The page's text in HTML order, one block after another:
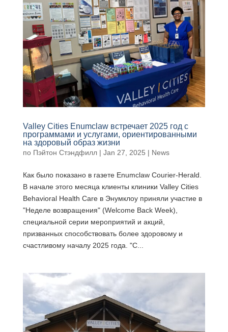
Valley Cities Enumclaw встречает 2025 год с
программами и услугами, ориентированными
на здоровый образ жизни
по Пэйтон Стэндфилл| Jan 27, 2025 | News
Как было показано в газете Enumclaw Courier-Herald.
В начале этого месяца клиенты клиники Valley Cities
Behavioral Health Care в Энумклоу приняли участие в
"Неделе возвращения" (Welcome Back Week),
специальной серии мероприятий и акций,
призванных способствовать более здоровому и
счастливому началу 2025 года. "С...